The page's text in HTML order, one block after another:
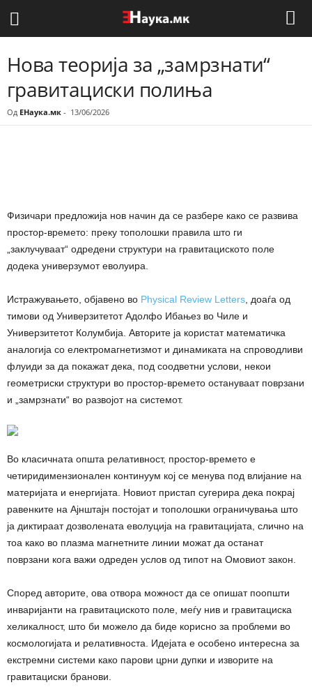
Нова теорија за „замрзнати“
гравитациски полиња
Од ЕНаука.мк - 13/06/2026
Физичари предложија нов начин да се разбере како се развива
простор-времето: преку тополошки правила што ги
„заклучуваат“ одредени структури на гравитациското поле
додека универзумот еволуира.
Истражувањето, објавено во Physical Review Letters , доаѓа од
тимови од Универзитетот Адолфо Ибањез во Чиле и
Универзитетот Колумбија. Авторите ја користат математичка
аналогија со електромагнетизмот и динамиката на спроводливи
флуиди за да покажат дека, под соодветни услови, некои
геометриски структури во простор-времето остануваат поврзани
и „замрзнати“ во развојот на системот.
Во класичната општа релативност, простор-времето е
четиридимензионален континуум кој се менува под влијание на
материјата и енергијата. Новиот пристап сугерира дека покрај
равенките на Ајнштајн постојат и тополошки ограничувања што
ја диктираат дозволената еволуција на гравитацијата, слично на
тоа како во плазма магнетните линии можат да останат
поврзани кога важи одреден услов од типот на Омовиот закон.
Според авторите, ова отвора можност да се опишат поопшти
инваријанти на гравитациското поле, меѓу нив и гравитациска
хеликалност, што би можело да биде корисно за проблеми во
космологијата и релативноста. Идејата е особено интересна за
екстремни системи како парови црни дупки и изворите на
гравитациски бранови.